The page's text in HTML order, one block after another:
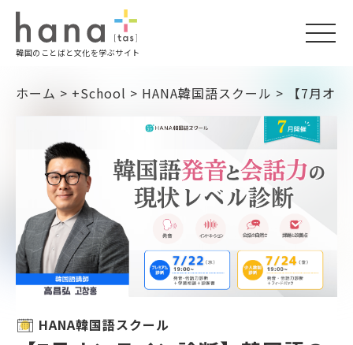
韓国のことばと文化を学ぶサイト
ホーム > +School > HANA韓国語スクール > 【7月オ
HANA韓国語スクール